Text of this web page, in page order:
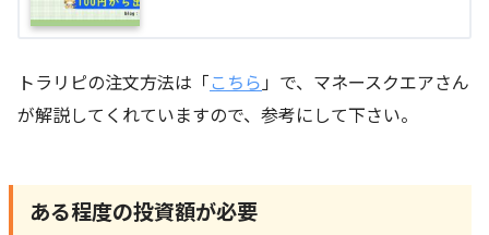
トラリピの注文方法は「こちら」で、マネースクエアさん
が解説してくれていますので、参考にして下さい。
ある程度の投資額が必要